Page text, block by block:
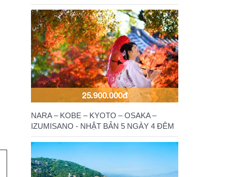
25.900.000đ
NARA – KOBE – KYOTO – OSAKA –
IZUMISANO - NHẬT BẢN 5 NGÀY 4 ĐÊM